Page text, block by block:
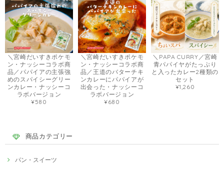
＼宮崎だいすきポケモ
ン・ナッシーコラボ商
品／パパイアの主張強
めのスパイシーグリー
ンカレー・ナッシーコ
ラボバージョン
¥580
＼宮崎だいすきポケモ
ン・ナッシーコラボ商
品／王道のバターチキ
ンカレーにパパイアが
出会った・ナッシーコ
ラボバージョン
¥680
＼PAPA CURRY／宮崎
青パパイヤがたっぷり
と入ったカレー2種類の
セット
¥1,260
商品カテゴリー
パン・スイーツ